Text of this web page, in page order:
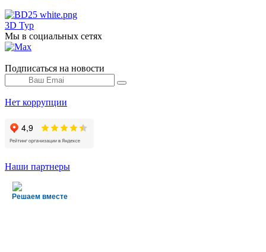
3D Тур
Мы в социальных сетях
Подписаться на новости
Нет коррупции
Наши партнеры
Решаем вместе